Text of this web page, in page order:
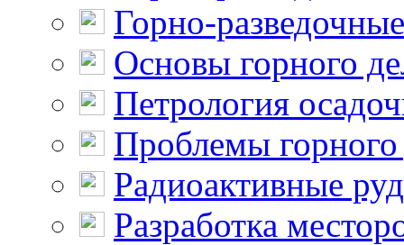
Горно-
Основы горного
Петрология
Проблемы горного
Радиоактивные
Разработка